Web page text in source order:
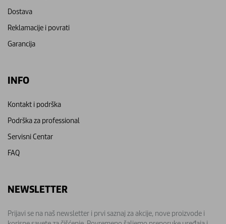
Dostava
Reklamacije i povrati
Garancija
INFO
Kontakt i podrška
Podrška za professional
Servisni Centar
FAQ
NEWSLETTER
Prijavi se na naš newsletter i prvi saznaj za akcije, nove proizvode i